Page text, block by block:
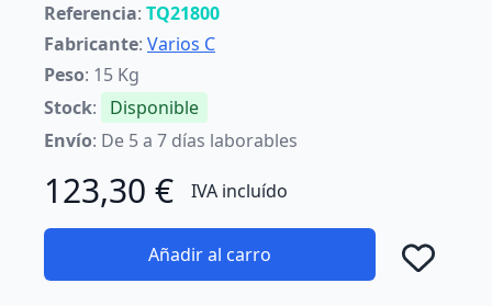
Referencia: TQ21800
Fabricante: Varios C
Peso: 15 Kg
Stock:
Disponible
Envío: De 5 a 7 días laborables
123,30 € IVA incluído
Añadir al carro